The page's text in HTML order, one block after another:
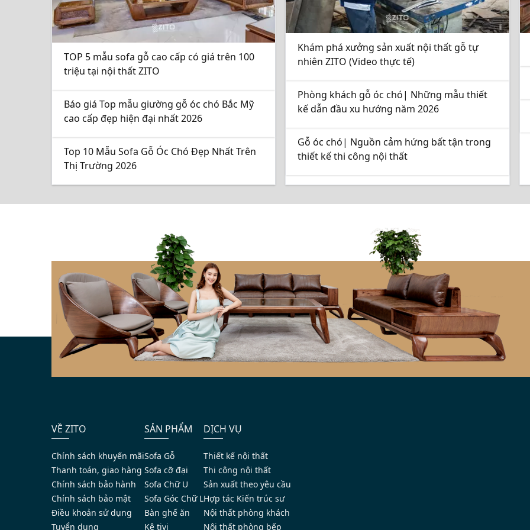
TOP 5 mẫu sofa gỗ cao cấp có giá trên 100
triệu tại nội thất ZITO
Báo giá Top mẫu giường gỗ óc chó Bắc Mỹ
cao cấp đẹp hiện đại nhất 2026
Top 10 Mẫu Sofa Gỗ Óc Chó Đẹp Nhất Trên
Thị Trường 2026
Khám phá xưởng sản xuất nội thất gỗ tự
nhiên ZITO (Video thực tế)
Phòng khách gỗ óc chó| Những mẫu thiết
kế dẫn đầu xu hướng năm 2026
Gỗ óc chó| Nguồn cảm hứng bất tận trong
thiết kế thi công nội thất
VỀ ZITO
Chính sách khuyến mãi
Thanh toán, giao hàng
Chính sách bảo hành
Chính sách bảo mật
Điều khoản sử dụng
Tuyển dụng
SẢN PHẨM
Sofa Gỗ
Sofa cỡ đại
Sofa Chữ U
Sofa Góc Chữ L
Bàn ghế ăn
Kệ tivi
DỊCH VỤ
Thiết kế nội thất
Thi công nội thất
Sản xuất theo yêu cầu
Hợp tác Kiến trúc sư
Nội thất phòng khách
Nội thất phòng bếp